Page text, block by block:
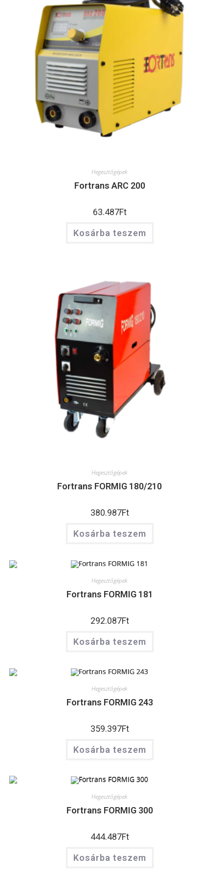
Hegesztőgépek
Fortrans ARC 200
63.487Ft
Kosárba teszem
Hegesztőgépek
Fortrans FORMIG 180/210
380.987Ft
Kosárba teszem
Hegesztőgépek
Fortrans FORMIG 181
292.087Ft
Kosárba teszem
Hegesztőgépek
Fortrans FORMIG 243
359.397Ft
Kosárba teszem
Hegesztőgépek
Fortrans FORMIG 300
444.487Ft
Kosárba teszem